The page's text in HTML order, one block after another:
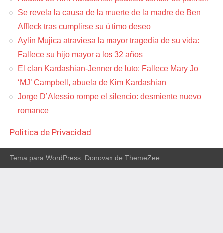
Se revela la causa de la muerte de la madre de Ben
Affleck tras cumplirse su último deseo
Aylín Mujica atraviesa la mayor tragedia de su vida:
Fallece su hijo mayor a los 32 años
El clan Kardashian-Jenner de luto: Fallece Mary Jo
‘MJ’ Campbell, abuela de Kim Kardashian
Jorge D’Alessio rompe el silencio: desmiente nuevo
romance
Politica de Privacidad
Tema para WordPress: Donovan de ThemeZee.